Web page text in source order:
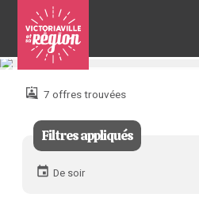
Pour
joindre 7 offres trouvées
Filtres appliqués
De soir